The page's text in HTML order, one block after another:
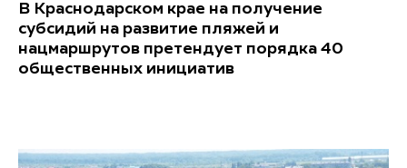
В Краснодарском крае на получение
субсидий на развитие пляжей и
нацмаршрутов претендует порядка 40
общественных инициатив